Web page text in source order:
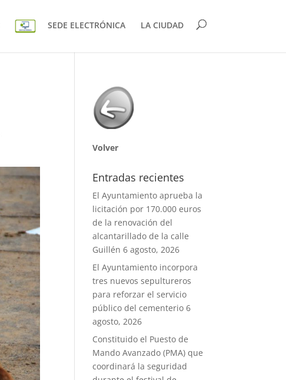
SEDE ELECTRÓNICA LA CIUDAD
Volver
Entradas recientes
El Ayuntamiento aprueba la
licitación por 170.000 euros
de la renovación del
alcantarillado de la calle
Guillén 6 agosto, 2026
El Ayuntamiento incorpora
tres nuevos sepultureros
para reforzar el servicio
público del cementerio 6
agosto, 2026
Constituido el Puesto de
Mando Avanzado (PMA) que
coordinará la seguridad